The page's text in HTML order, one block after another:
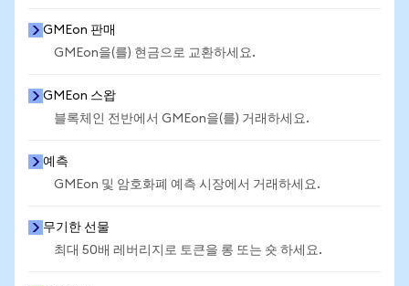
GMEon 판매
GMEon을(를) 현금으로 교환하세요.
GMEon 스왑
블록체인 전반에서 GMEon을(를) 거래하세요.
예측
GMEon 및 암호화폐 예측 시장에서 거래하세요.
무기한 선물
최대 50배 레버리지로 토큰을 롱 또는 숏 하세요.